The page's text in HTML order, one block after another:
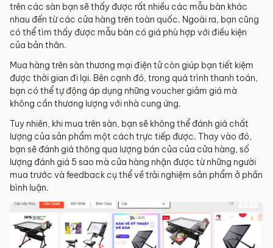
trên các sàn bạn sẽ thấy được rất nhiều các mẫu bàn khác
nhau đến từ các cửa hàng trên toàn quốc. Ngoài ra, bạn cũng
có thể tìm thấy được mẫu bàn có giá phù hợp với điều kiện
của bản thân.
Mua hàng trên sàn thương mại điện tử còn giúp bạn tiết kiệm
được thời gian đi lại. Bên cạnh đó, trong quá trình thanh toán,
bạn có thể tự động áp dụng những voucher giảm giá mà
không cần thương lượng với nhà cung ứng.
Tuy nhiên, khi mua trên sàn, bạn sẽ không thể đánh giá chất
lượng của sản phẩm một cách trực tiếp được. Thay vào đó,
bạn sẽ đánh giá thông qua lượng bán của của cửa hàng, số
lượng đánh giá 5 sao mà cửa hàng nhận được từ những người
mua trước và feedback cụ thể về trải nghiệm sản phẩm ở phần
bình luận.